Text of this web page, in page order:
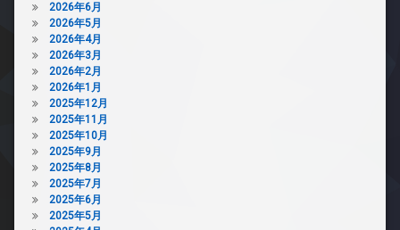
2026年6月
2026年5月
2026年4月
2026年3月
2026年2月
2026年1月
2025年12月
2025年11月
2025年10月
2025年9月
2025年8月
2025年7月
2025年6月
2025年5月